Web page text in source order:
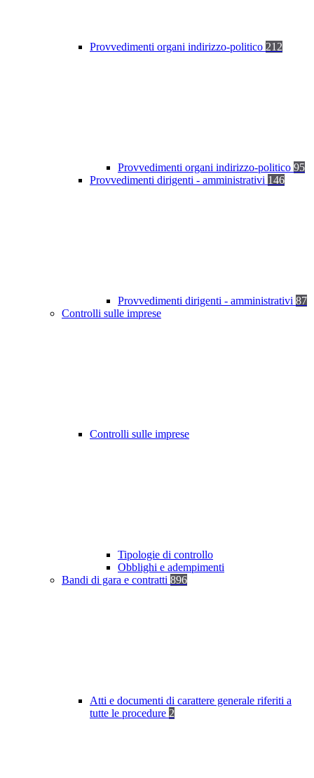
Provvedimenti organi indirizzo-politico 212
Provvedimenti organi indirizzo-politico 95
Provvedimenti dirigenti - amministrativi 146
Provvedimenti dirigenti - amministrativi 87
Controlli sulle imprese
Controlli sulle imprese
Tipologie di controllo
Obblighi e adempimenti
Bandi di gara e contratti 896
Atti e documenti di carattere generale riferiti a
tutte le procedure 2